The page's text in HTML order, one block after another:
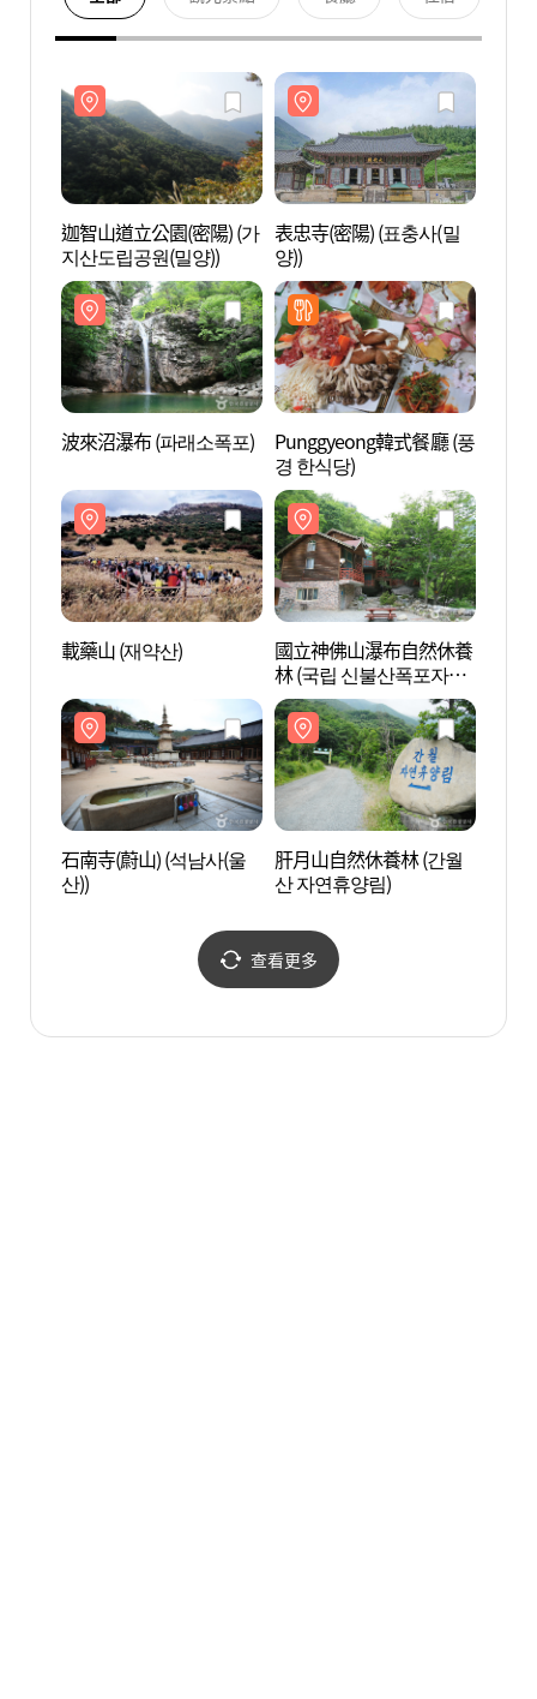
迦智山道立公園(密陽) (가
지산도립공원(밀양))
表忠寺(密陽) (표충사(밀
양))
波來沼瀑布 (파래소폭포)
Punggyeong韓式餐廳 (풍
경 한식당)
載藥山 (재약산)
國立神佛山瀑布自然休養
林 (국립 신불산폭포자연
휴양림)
石南寺(蔚山) (석남사(울
산))
肝月山自然休養林 (간월
산 자연휴양림)
查看更多